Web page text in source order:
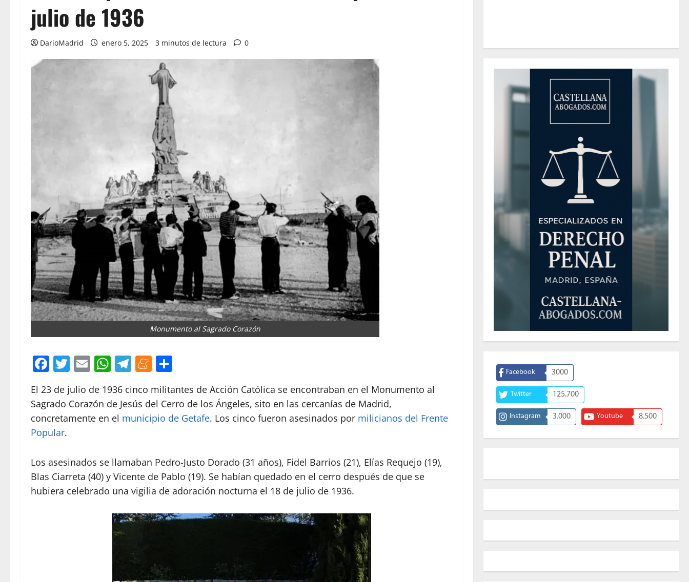
julio de 1936
DarioMadrid enero 5, 2025 3 minutos de lectura 0
Monumento al Sagrado Corazón
Facebook
Twitter
EmailWhatsApp
Telegram
Meneame
El 23 de julio de 1936 cinco militantes de Acción Católica se encontraban en el Monumento al
Sagrado Corazón de Jesús del Cerro de los Ángeles, sito en las cercanías de Madrid,
concretamente en el municipio de Getafe. Los cinco fueron asesinados por milicianos del Frente
Popular.
Los asesinados se llamaban Pedro-Justo Dorado (31 años), Fidel Barrios (21), Elías Requejo (19),
Blas Ciarreta (40) y Vicente de Pablo (19). Se habían quedado en el cerro después de que se
hubiera celebrado una vigilia de adoración nocturna el 18 de julio de 1936.
Facebook 3000
Twitter 125.700
Instagram 3.000 Youtube 8.500